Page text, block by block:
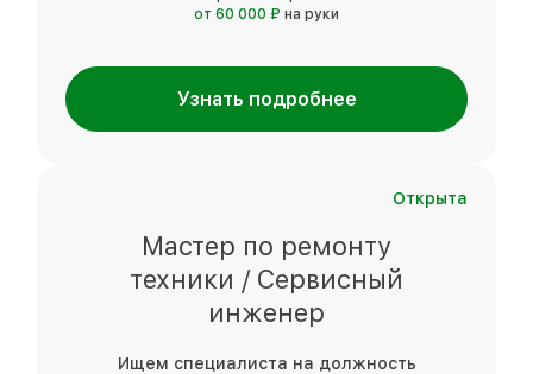
от 60 000 ₽ на руки
Узнать подробнее
Открыта
Мастер по ремонту
техники / Сервисный
инженер
Ищем специалиста на должность